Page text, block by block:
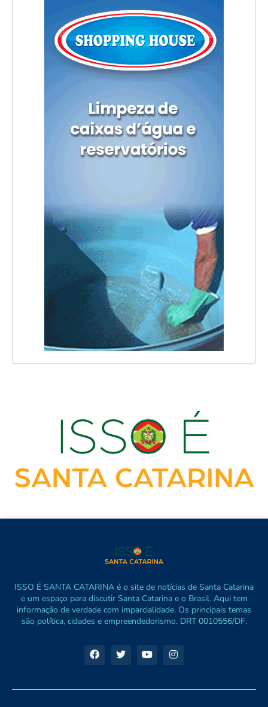
ISSO É SANTA CATARINA é o site de notícias de Santa Catarina
e um espaço para discutir Santa Catarina e o Brasil. Aqui tem
informação de verdade com imparcialidade. Os principais temas
são política, cidades e empreendedorismo. DRT 0010556/DF.